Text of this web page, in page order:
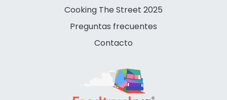
Cooking The Street 2025
Preguntas frecuentes
Contacto